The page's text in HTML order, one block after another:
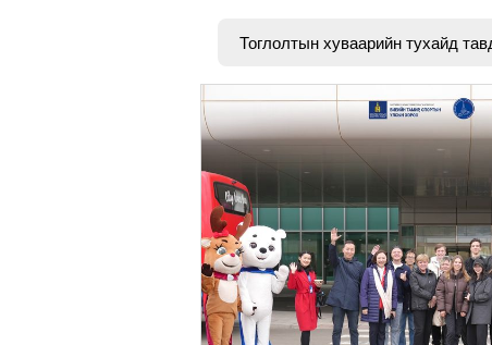
Тоглолтын хуваарийн тухайд